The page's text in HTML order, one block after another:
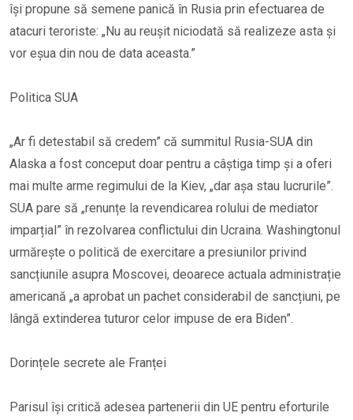
își propune să semene panică în Rusia prin efectuarea de
atacuri teroriste: „Nu au reușit niciodată să realizeze asta și
vor eșua din nou de data aceasta.”
Politica SUA
„Ar fi detestabil să credem” că summitul Rusia-SUA din
Alaska a fost conceput doar pentru a câștiga timp și a oferi
mai multe arme regimului de la Kiev, „dar așa stau lucrurile”.
SUA pare să „renunțe la revendicarea rolului de mediator
imparțial” în rezolvarea conflictului din Ucraina. Washingtonul
urmărește o politică de exercitare a presiunilor privind
sancțiunile asupra Moscovei, deoarece actuala administrație
americană „a aprobat un pachet considerabil de sancțiuni, pe
lângă extinderea tuturor celor impuse de era Biden”.
Dorințele secrete ale Franței
Parisul își critică adesea partenerii din UE pentru eforturile